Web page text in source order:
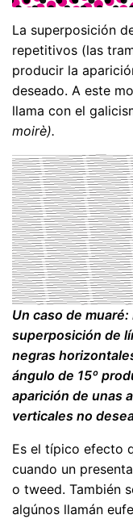
La superposición
repetitivos (las
producir la
deseado. A este
llama con el
moirè).
Un caso de muaré:
superposición de
negras
ángulo de 15º
aparición de unas
verticales no
Es el típico efecto
cuando un
o tweed. También
algúnos llamán